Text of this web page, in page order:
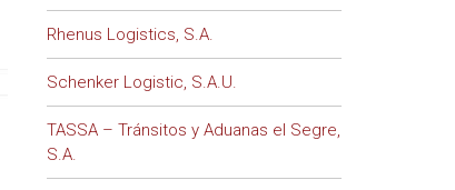
Rhenus Logistics, S.A.
Schenker Logistic, S.A.U.
TASSA – Tránsitos y Aduanas el Segre,
S.A.